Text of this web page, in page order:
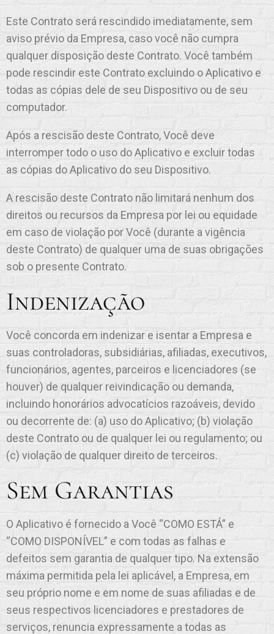
Este Contrato será rescindido imediatamente, sem
aviso prévio da Empresa, caso você não cumpra
qualquer disposição deste Contrato. Você também
pode rescindir este Contrato excluindo o Aplicativo e
todas as cópias dele de seu Dispositivo ou de seu
computador.
Após a rescisão deste Contrato, Você deve
interromper todo o uso do Aplicativo e excluir todas
as cópias do Aplicativo do seu Dispositivo.
A rescisão deste Contrato não limitará nenhum dos
direitos ou recursos da Empresa por lei ou equidade
em caso de violação por Você (durante a vigência
deste Contrato) de qualquer uma de suas obrigações
sob o presente Contrato.
Indenização
Você concorda em indenizar e isentar a Empresa e
suas controladoras, subsidiárias, afiliadas, executivos,
funcionários, agentes, parceiros e licenciadores (se
houver) de qualquer reivindicação ou demanda,
incluindo honorários advocatícios razoáveis, devido
ou decorrente de: (a) uso do Aplicativo; (b) violação
deste Contrato ou de qualquer lei ou regulamento; ou
(c) violação de qualquer direito de terceiros.
Sem Garantias
O Aplicativo é fornecido a Você “COMO ESTÁ” e
“COMO DISPONÍVEL” e com todas as falhas e
defeitos sem garantia de qualquer tipo. Na extensão
máxima permitida pela lei aplicável, a Empresa, em
seu próprio nome e em nome de suas afiliadas e de
seus respectivos licenciadores e prestadores de
serviços, renuncia expressamente a todas as